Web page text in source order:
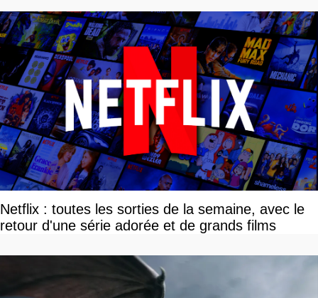
Netflix : toutes les sorties de la semaine, avec le
retour d'une série adorée et de grands films